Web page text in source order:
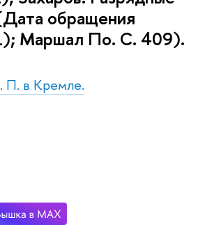
обращения
Маршал По. С. 409).
П. в Кремле.